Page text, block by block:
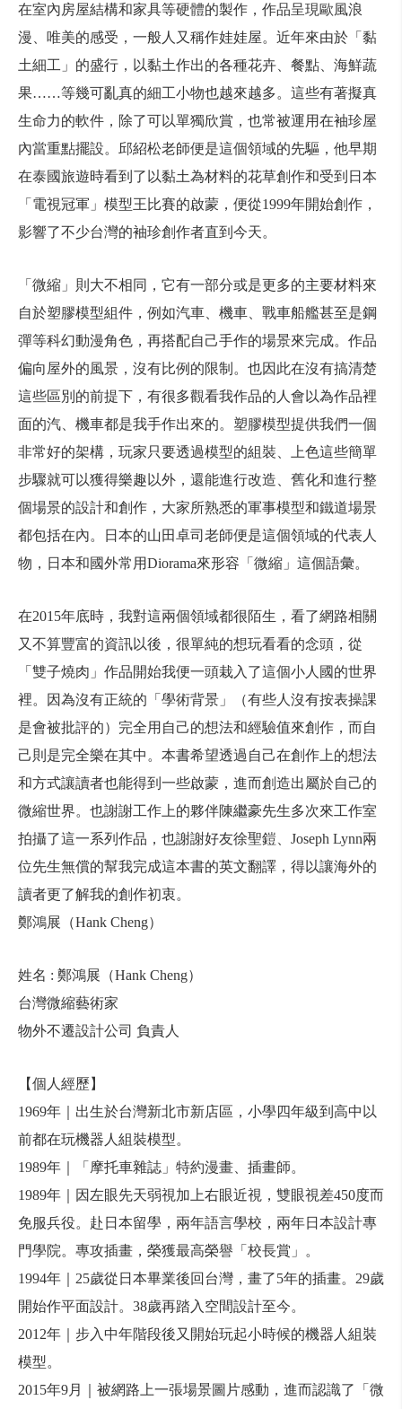
在室內房屋結構和家具等硬體的製作，作品呈現歐風浪
漫、唯美的感受，一般人又稱作娃娃屋。近年來由於「黏
土細工」的盛行，以黏土作出的各種花卉、餐點、海鮮蔬
果……等幾可亂真的細工小物也越來越多。這些有著擬真
生命力的軟件，除了可以單獨欣賞，也常被運用在袖珍屋
內當重點擺設。邱紹松老師便是這個領域的先驅，他早期
在泰國旅遊時看到了以黏土為材料的花草創作和受到日本
「電視冠軍」模型王比賽的啟蒙，便從1999年開始創作，
影響了不少台灣的袖珍創作者直到今天。
「微縮」則大不相同，它有一部分或是更多的主要材料來
自於塑膠模型組件，例如汽車、機車、戰車船艦甚至是鋼
彈等科幻動漫角色，再搭配自己手作的場景來完成。作品
偏向屋外的風景，沒有比例的限制。也因此在沒有搞清楚
這些區別的前提下，有很多觀看我作品的人會以為作品裡
面的汽、機車都是我手作出來的。塑膠模型提供我們一個
非常好的架構，玩家只要透過模型的組裝、上色這些簡單
步驟就可以獲得樂趣以外，還能進行改造、舊化和進行整
個場景的設計和創作，大家所熟悉的軍事模型和鐵道場景
都包括在內。日本的山田卓司老師便是這個領域的代表人
物，日本和國外常用Diorama來形容「微縮」這個語彙。
在2015年底時，我對這兩個領域都很陌生，看了網路相關
又不算豐富的資訊以後，很單純的想玩看看的念頭，從
「雙子燒肉」作品開始我便一頭栽入了這個小人國的世界
裡。因為沒有正統的「學術背景」（有些人沒有按表操課
是會被批評的）完全用自己的想法和經驗值來創作，而自
己則是完全樂在其中。本書希望透過自己在創作上的想法
和方式讓讀者也能得到一些啟蒙，進而創造出屬於自己的
微縮世界。也謝謝工作上的夥伴陳繼豪先生多次來工作室
拍攝了這一系列作品，也謝謝好友徐聖鎧、Joseph Lynn兩
位先生無償的幫我完成這本書的英文翻譯，得以讓海外的
讀者更了解我的創作初衷。
鄭鴻展（Hank Cheng）
姓名 : 鄭鴻展（Hank Cheng）
台灣微縮藝術家
物外不遷設計公司 負責人
【個人經歷】
1969年｜出生於台灣新北市新店區，小學四年級到高中以
前都在玩機器人組裝模型。
1989年｜「摩托車雜誌」特約漫畫、插畫師。
1989年｜因左眼先天弱視加上右眼近視，雙眼視差450度而
免服兵役。赴日本留學，兩年語言學校，兩年日本設計專
門學院。專攻插畫，榮獲最高榮譽「校長賞」。
1994年｜25歲從日本畢業後回台灣，畫了5年的插畫。29歲
開始作平面設計。38歲再踏入空間設計至今。
2012年｜步入中年階段後又開始玩起小時候的機器人組裝
模型。
2015年9月｜被網路上一張場景圖片感動，進而認識了「微